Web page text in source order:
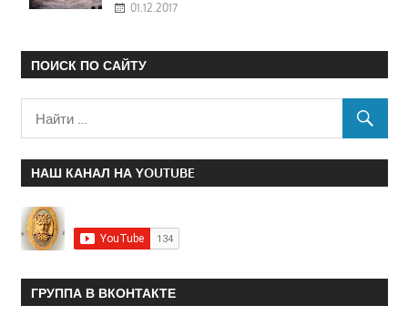
01.12.2017
ПОИСК ПО САЙТУ
НАШ КАНАЛ НА YOUTUBE
ГРУППА В ВКОНТАКТЕ